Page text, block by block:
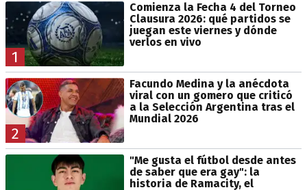
1
Comienza la Fecha 4 del Torneo
Clausura 2026: qué partidos se
juegan este viernes y dónde
verlos en vivo
2
Facundo Medina y la anécdota
viral con un gomero que criticó
a la Selección Argentina tras el
Mundial 2026
"Me gusta el fútbol desde antes
de saber que era gay": la
historia de Ramacity, el